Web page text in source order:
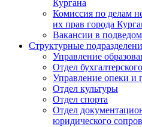
Кургана
Комиссия по делам
их прав города
Вакансии в
Структурные
Управление
Отдел
Управление опеки и
Отдел культуры
Отдел спорта
Отдел
юридического